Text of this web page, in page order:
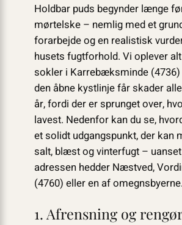
Holdbar puds begynder længe
mørtelske – nemlig med et
forarbejde og en realistisk
husets fugtforhold. Vi oplever
sokler i Karrebæksminde (4736)
den åbne kystlinje får skader
år, fordi der er sprunget over,
lavest. Nedenfor kan du se,
et solidt udgangspunkt, der kan
salt, blæst og vinterfugt –
adressen hedder Næstved,
(4760) eller en af omegnsbyerne.
1. Afrensning og